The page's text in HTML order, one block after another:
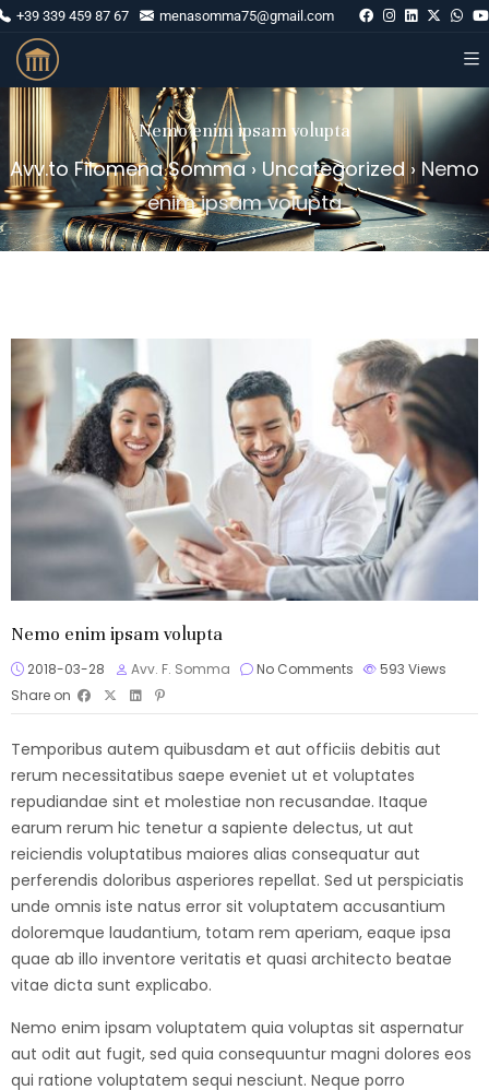
+39 339 459 87 67 menasomma75@gmail.com
Nemo enim ipsam volupta
Avv.to Filomena Somma› Uncategorized › Nemo
enim ipsam volupta
Nemo enim ipsam volupta
2018-03-28 Avv. F. Somma No Comments 593 Views
Share on
Temporibus autem quibusdam et aut officiis debitis aut
rerum necessitatibus saepe eveniet ut et voluptates
repudiandae sint et molestiae non recusandae. Itaque
earum rerum hic tenetur a sapiente delectus, ut aut
reiciendis voluptatibus maiores alias consequatur aut
perferendis doloribus asperiores repellat. Sed ut perspiciatis
unde omnis iste natus error sit voluptatem accusantium
doloremque laudantium, totam rem aperiam, eaque ipsa
quae ab illo inventore veritatis et quasi architecto beatae
vitae dicta sunt explicabo.
Nemo enim ipsam voluptatem quia voluptas sit aspernatur
aut odit aut fugit, sed quia consequuntur magni dolores eos
qui ratione voluptatem sequi nesciunt. Neque porro